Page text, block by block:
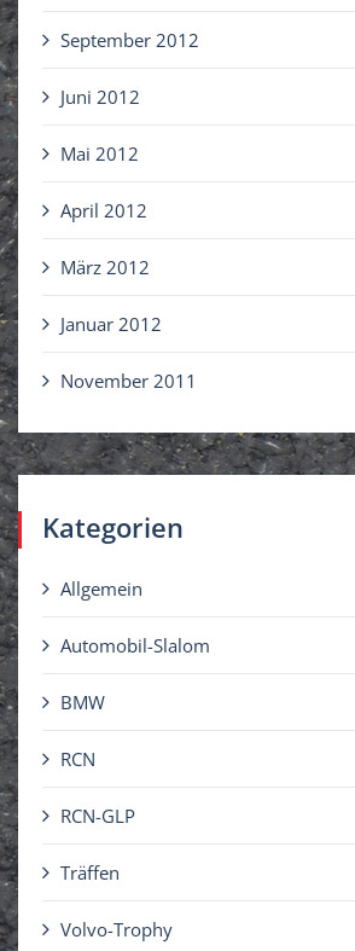
September 2012
Juni 2012
Mai 2012
April 2012
März 2012
Januar 2012
November 2011
Kategorien
Allgemein
Automobil-Slalom
BMW
RCN
RCN-GLP
Träffen
Volvo-Trophy